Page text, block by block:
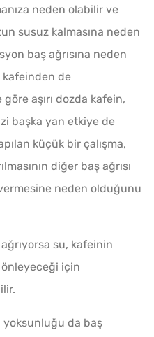
neden olabilir ve
susuz kalmasına neden
baş ağrısına neden
kafeinden de
aşırı dozda kafein,
başka yan etkiye de
küçük bir çalışma,
diğer baş ağrısı
neden olduğunu
su, kafeinin
için
yoksunluğu da baş